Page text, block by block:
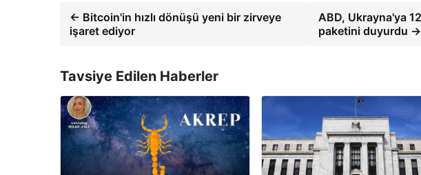
← Bitcoin'in hızlı dönüşü yeni bir zirveye
işaret ediyor
ABD, Ukrayna'ya
paketini duyurdu →
Tavsiye Edilen Haberler